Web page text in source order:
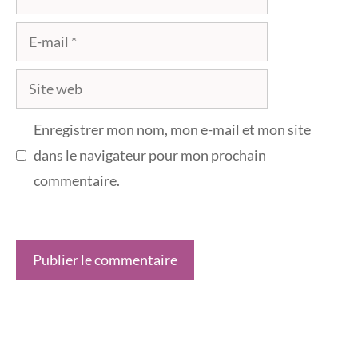
mail
Site
web
Enregistrer mon nom, mon e-mail et mon site
dans le navigateur pour mon prochain
commentaire.